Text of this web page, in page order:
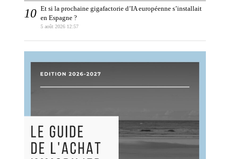
Et si la prochaine gigafactorie d’IA européenne s’installait
en Espagne ?
5 août 2026 12:57